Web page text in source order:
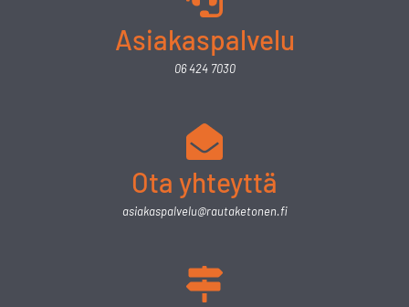
Asiakaspalvelu
06 424 7030
Ota yhteyttä
asiakaspalvelu@rautaketonen.fi